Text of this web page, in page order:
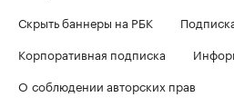
Скрыть баннеры на РБК
Корпоративная подписка
О соблюдении авторских прав